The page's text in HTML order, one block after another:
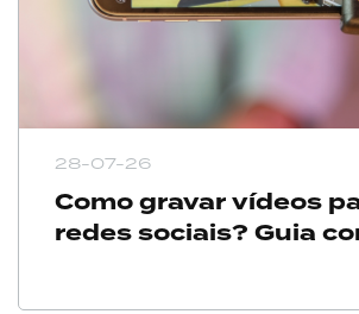
28-07-26
Como gravar vídeos
redes sociais? Guia